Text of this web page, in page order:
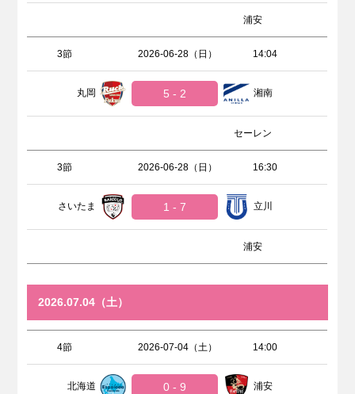
浦安
3節 2026-06-28（日） 14:04
丸岡 5 - 2 湘南
セーレン
3節 2026-06-28（日） 16:30
さいたま 1 - 7 立川
浦安
2026.07.04（土）
4節 2026-07-04（土） 14:00
北海道 0 - 9 浦安